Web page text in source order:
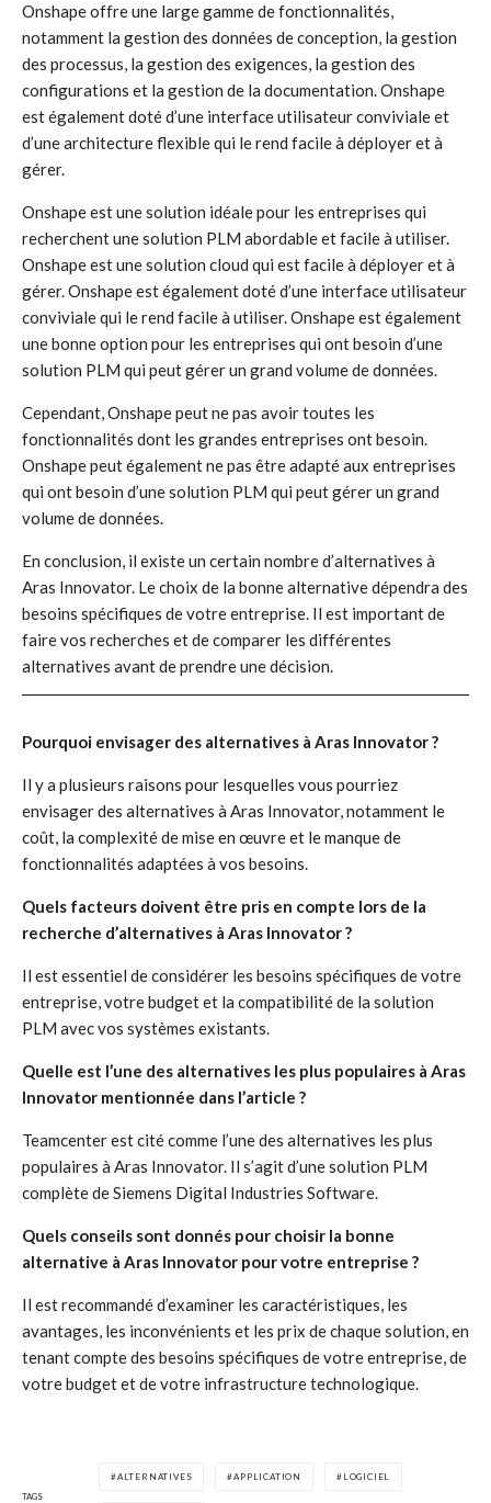
Onshape offre une large gamme de fonctionnalités,
notamment la gestion des données de conception, la gestion
des processus, la gestion des exigences, la gestion des
configurations et la gestion de la documentation. Onshape
est également doté d’une interface utilisateur conviviale et
d’une architecture flexible qui le rend facile à déployer et à
gérer.
Onshape est une solution idéale pour les entreprises qui
recherchent une solution PLM abordable et facile à utiliser.
Onshape est une solution cloud qui est facile à déployer et à
gérer. Onshape est également doté d’une interface utilisateur
conviviale qui le rend facile à utiliser. Onshape est également
une bonne option pour les entreprises qui ont besoin d’une
solution PLM qui peut gérer un grand volume de données.
Cependant, Onshape peut ne pas avoir toutes les
fonctionnalités dont les grandes entreprises ont besoin.
Onshape peut également ne pas être adapté aux entreprises
qui ont besoin d’une solution PLM qui peut gérer un grand
volume de données.
En conclusion, il existe un certain nombre d’alternatives à
Aras Innovator. Le choix de la bonne alternative dépendra des
besoins spécifiques de votre entreprise. Il est important de
faire vos recherches et de comparer les différentes
alternatives avant de prendre une décision.
Pourquoi envisager des alternatives à Aras Innovator ?
Il y a plusieurs raisons pour lesquelles vous pourriez
envisager des alternatives à Aras Innovator, notamment le
coût, la complexité de mise en œuvre et le manque de
fonctionnalités adaptées à vos besoins.
Quels facteurs doivent être pris en compte lors de la
recherche d’alternatives à Aras Innovator ?
Il est essentiel de considérer les besoins spécifiques de votre
entreprise, votre budget et la compatibilité de la solution
PLM avec vos systèmes existants.
Quelle est l’une des alternatives les plus populaires à Aras
Innovator mentionnée dans l’article ?
Teamcenter est cité comme l’une des alternatives les plus
populaires à Aras Innovator. Il s’agit d’une solution PLM
complète de Siemens Digital Industries Software.
Quels conseils sont donnés pour choisir la bonne
alternative à Aras Innovator pour votre entreprise ?
Il est recommandé d’examiner les caractéristiques, les
avantages, les inconvénients et les prix de chaque solution, en
tenant compte des besoins spécifiques de votre entreprise, de
votre budget et de votre infrastructure technologique.
TAGS
ALTERNATIVES APPLICATION LOGICIEL